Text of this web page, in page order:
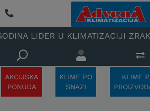
KLIMATIZACIJI ZRAKA -
AKCIJSKA
PONUDA
KLIME PO
SNAZI
KLIME